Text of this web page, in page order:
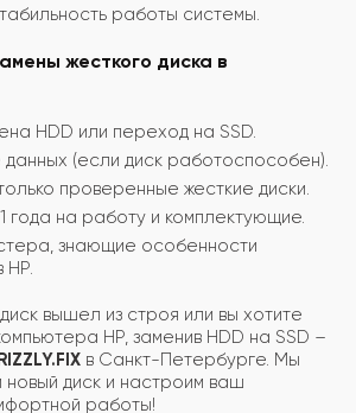
работы системы.
жесткого диска в
HDD или переход на SSD.
(если диск работоспособен).
проверенные жесткие диски.
года на работу и комплектующие.
знающие особенности
вышел из строя или вы хотите
HP, заменив HDD на SSD –
в Санкт-Петербурге. Мы
новый диск и настроим ваш
работы!